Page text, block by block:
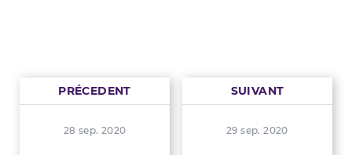
PRÉCEDENT
28 sep. 2020
SUIVANT
29 sep. 2020